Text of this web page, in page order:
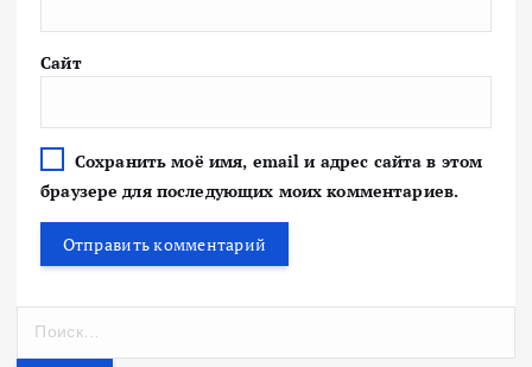
Сайт
Сохранить моё имя, email и адрес сайта в этом
браузере для последующих моих комментариев.